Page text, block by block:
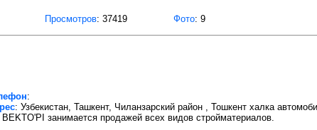
Просмотров: 37419 Фото: 9
:
: Узбекистан, Ташкент, Чиланзарский район , Тошкент халка
занимается продажей всех видов стройматериалов.